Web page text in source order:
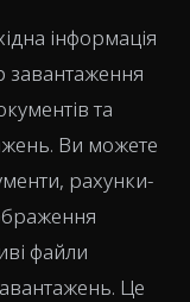
інформація
завантаження
та
Ви можете
рахунки-
файли
Це